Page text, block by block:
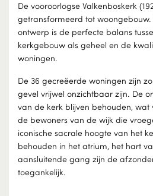
De vooroorlogse Valkenboskerk
getransformeerd tot
ontwerp is de perfecte balans
kerkgebouw als geheel en de
woningen.
De 36 gecreëerde woningen zijn
gevel vrijwel onzichtbaar zijn. De
van de kerk blijven behouden,
de bewoners van de wijk die
iconische sacrale hoogte van het
behouden in het atrium, het hart
aansluitende gang zijn de
toegankelijk.